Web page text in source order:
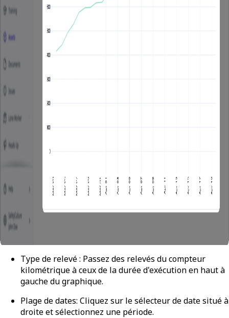
Type de relevé : Passez des relevés du compteur
kilométrique à ceux de la durée d'exécution en haut à
gauche du graphique.
Plage de dates: Cliquez sur le sélecteur de date situé à
droite et sélectionnez une période.